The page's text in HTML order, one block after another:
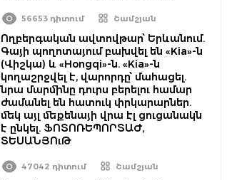
56653 դիտում Շամշյան
Ողբերգական ավտովթար՝ Երևանում.
Գայի պողոտայում բախվել են «Kia»-ն
(Վիշկա) և «Hongqi»-ն. «Kia»-ն
կողաշրջվել է, վարորդը՝ մահացել.
նրա մարմինը դուրս բերելու համար
ժամանել են հատուկ փրկարարներ.
մեկ այլ մեքենայի վրա էլ ցուցանակն
է ընկել. ՖՈՏՈՌԵՊՈՐՏԱԺ,
ՏԵՍԱՆՅՈւԹ
47042 դիտում Շամշյան